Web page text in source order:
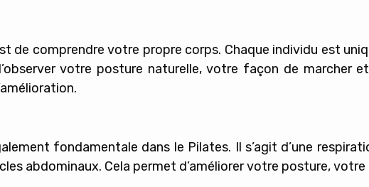
de comprendre votre propre corps. Chaque individu est
votre posture naturelle, votre façon de marcher
fondamentale dans le Pilates. Il s’agit d’une
abdominaux. Cela permet d’améliorer votre posture,